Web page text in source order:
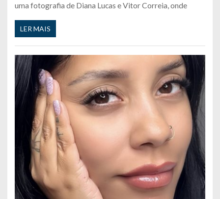
uma fotografia de Diana Lucas e Vitor Correia, onde
LER MAIS